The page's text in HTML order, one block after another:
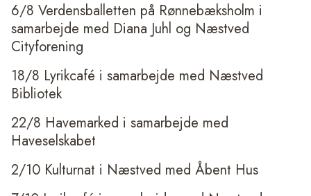
6/8 Verdensballetten på Rønnebæksholm i
samarbejde med Diana Juhl og Næstved
Cityforening
18/8 Lyrikcafé i samarbejde med Næstved
Bibliotek
22/8 Havemarked i samarbejde med
Haveselskabet
2/10 Kulturnat i Næstved med Åbent Hus